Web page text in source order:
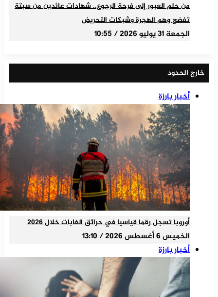
من حلم العبور إلى فرحة الرجوع.. شهادات عائدين من سبتة
تفضح وهم الهجرة وشبكات التحريض
الجمعة 31 يوليو 2026 / 10:55
خارج الحدود
أخبار بارزة
أوروبا تسجل رقما قياسيا في حرائق الغابات خلال 2026
الخميس 6 أغسطس 2026 / 13:10
أخبار بارزة